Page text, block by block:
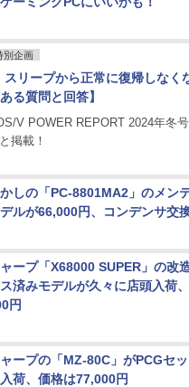
別企画
スリープから正常に復帰しなく
る質問と回答】
V POWER REPORT 2024年冬
掲載！
しの「PC-8801MA2」のメン
ルが66,000円、コンデンサ交
ープ「X68000 SUPER」の改
済みモデルが久々に店頭入荷
円
ープの「MZ-80C」がPCGセ
荷、価格は77,000円